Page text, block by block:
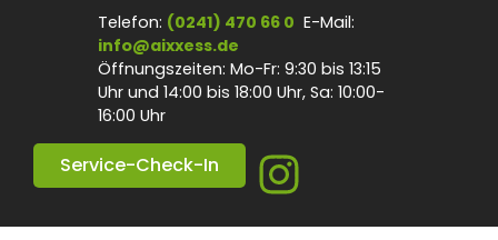
Telefon: (0241) 470 66 0 E-Mail:
info@aixxess.de
Öffnungszeiten: Mo-Fr: 9:30 bis 13:15
Uhr und 14:00 bis 18:00 Uhr, Sa: 10:00-
16:00 Uhr
Service-Check-In